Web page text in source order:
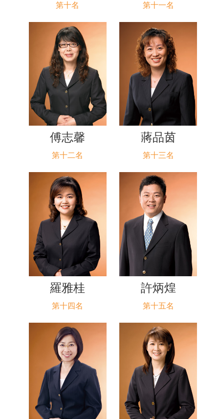
第十名 第十一名
傅志馨
第十二名
蔣品茵
第十三名
羅雅桂
第十四名
許炳煌
第十五名